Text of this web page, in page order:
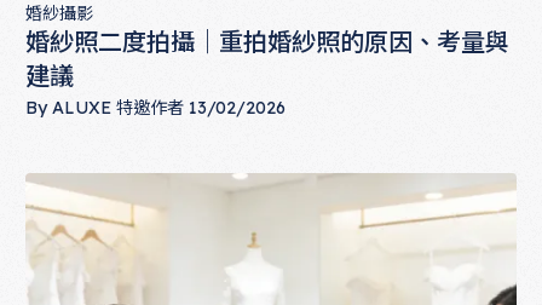
婚紗攝影
婚紗照二度拍攝｜重拍婚紗照的原因、考量與
建議
ByALUXE 特邀作者 13/02/2026